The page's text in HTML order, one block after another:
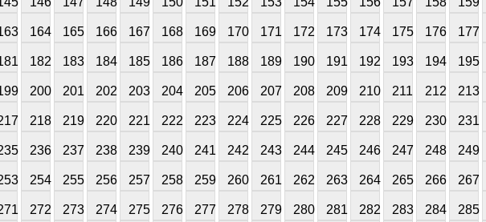
164 165 166 167 168 169 170 171 172 173 174 175 176 177
182 183 184 185 186 187 188 189 190 191 192 193 194 195
200 201 202 203 204 205 206 207 208 209 210 211 212 213
218 219 220 221 222 223 224 225 226 227 228 229 230 231
236 237 238 239 240 241 242 243 244 245 246 247 248 249
254 255 256 257 258 259 260 261 262 263 264 265 266 267
272 273 274 275 276 277 278 279 280 281 282 283 284 285